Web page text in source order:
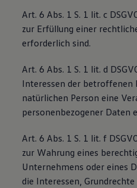
Art. 6 Abs. 1 S. 1 lit. c
zur Erfüllung einer
erforderlich sind.
Art. 6 Abs. 1 S. 1 lit. d
Interessen der betroffenen
natürlichen Person eine
personenbezogener Daten
Art. 6 Abs. 1 S. 1 lit. f
zur Wahrung eines
Unternehmens oder eines
die Interessen,